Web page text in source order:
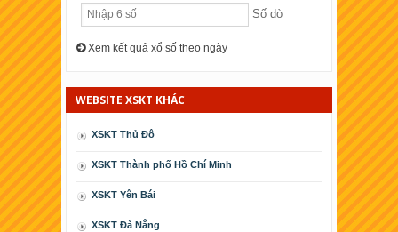
Số dò
Xem kết quả xổ số theo ngày
WEBSITE XSKT KHÁC
XSKT Thủ Đô
XSKT Thành phố Hồ Chí Minh
XSKT Yên Bái
XSKT Ðà Nẳng